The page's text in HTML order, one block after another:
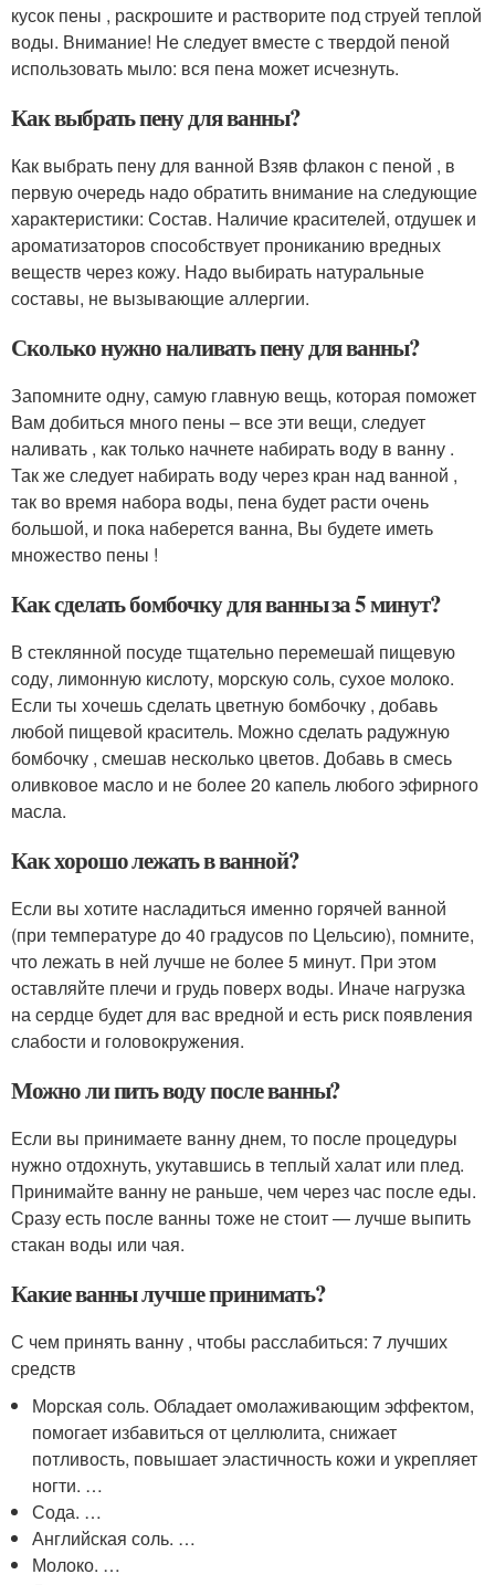
кусок пены , раскрошите и растворите под струей теплой
воды. Внимание! Не следует вместе с твердой пеной
использовать мыло: вся пена может исчезнуть.
Как выбрать пену для ванны?
Как выбрать пену для ванной Взяв флакон с пеной , в
первую очередь надо обратить внимание на следующие
характеристики: Состав. Наличие красителей, отдушек и
ароматизаторов способствует прониканию вредных
веществ через кожу. Надо выбирать натуральные
составы, не вызывающие аллергии.
Сколько нужно наливать пену для ванны?
Запомните одну, самую главную вещь, которая поможет
Вам добиться много пены – все эти вещи, следует
наливать , как только начнете набирать воду в ванну .
Так же следует набирать воду через кран над ванной ,
так во время набора воды, пена будет расти очень
большой, и пока наберется ванна, Вы будете иметь
множество пены !
Как сделать бомбочку для ванны за 5 минут?
В стеклянной посуде тщательно перемешай пищевую
соду, лимонную кислоту, морскую соль, сухое молоко.
Если ты хочешь сделать цветную бомбочку , добавь
любой пищевой краситель. Можно сделать радужную
бомбочку , смешав несколько цветов. Добавь в смесь
оливковое масло и не более 20 капель любого эфирного
масла.
Как хорошо лежать в ванной?
Если вы хотите насладиться именно горячей ванной
(при температуре до 40 градусов по Цельсию), помните,
что лежать в ней лучше не более 5 минут. При этом
оставляйте плечи и грудь поверх воды. Иначе нагрузка
на сердце будет для вас вредной и есть риск появления
слабости и головокружения.
Можно ли пить воду после ванны?
Если вы принимаете ванну днем, то после процедуры
нужно отдохнуть, укутавшись в теплый халат или плед.
Принимайте ванну не раньше, чем через час после еды.
Сразу есть после ванны тоже не стоит — лучше выпить
стакан воды или чая.
Какие ванны лучше принимать?
С чем принять ванну , чтобы расслабиться: 7 лучших
средств
Морская соль. Обладает омолаживающим эффектом,
помогает избавиться от целлюлита, снижает
потливость, повышает эластичность кожи и укрепляет
ногти. …
Сода. …
Английская соль. …
Молоко. …